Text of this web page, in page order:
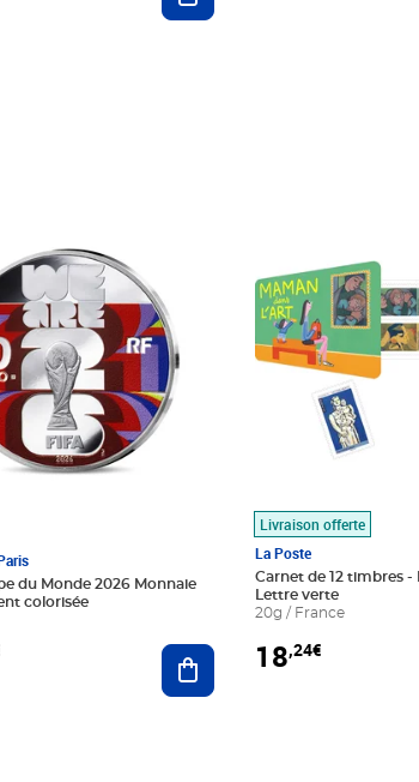
du Monde 2026 Monnaie
colorisée
Ajouter au panier
Livraison offerte
La Poste
Carnet de 12 timbres -
Lettre verte
20g / France
18,24€